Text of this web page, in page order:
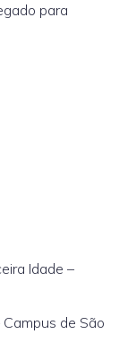
para
Idade –
de São